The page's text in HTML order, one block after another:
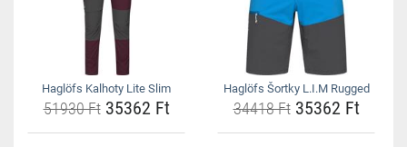
Haglöfs Kalhoty Lite Slim
51930 Ft35362 Ft
Haglöfs Šortky L.I.M Rugged
34418 Ft35362 Ft